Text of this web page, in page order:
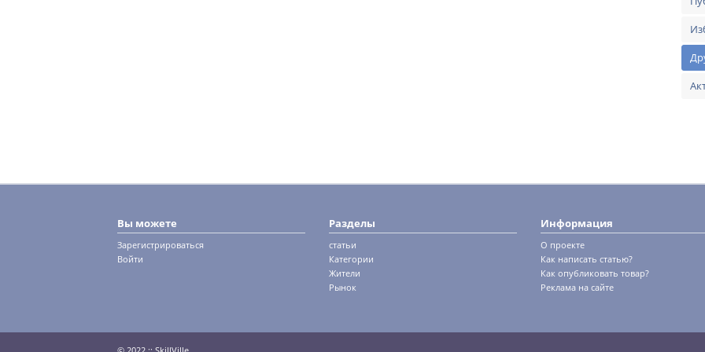
Вы можете
Зарегистрироваться
Войти
Разделы
статьи
Категории
Жители
Рынок
Информация
О проекте
Как написать статью?
Как опубликовать товар?
Реклама на сайте